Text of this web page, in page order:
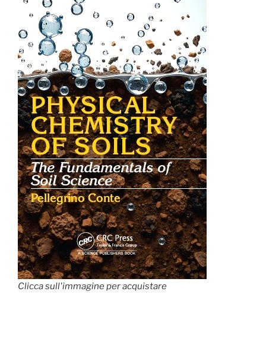
Clicca sull'immagine per acquistare